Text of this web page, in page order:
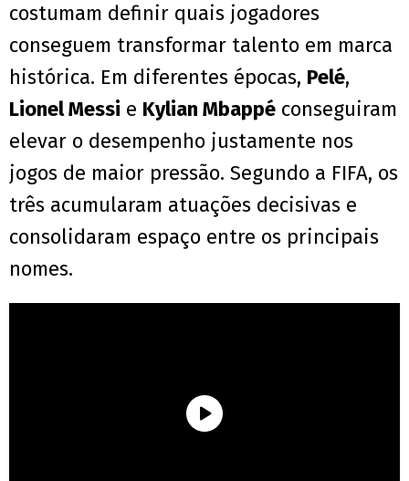
costumam definir quais jogadores
conseguem transformar talento em marca
histórica. Em diferentes épocas, Pelé,
Lionel Messi e Kylian Mbappé conseguiram
elevar o desempenho justamente nos
jogos de maior pressão. Segundo a FIFA, os
três acumularam atuações decisivas e
consolidaram espaço entre os principais
nomes.